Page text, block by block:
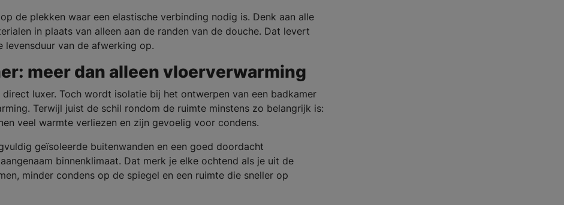
de plekken waar een elastische verbinding nodig is. Denk aan alle
in plaats van alleen aan de randen van de douche. Dat levert
levensduur van de afwerking op.
meer dan alleen vloerverwarming
luxer. Toch wordt isolatie bij het ontwerpen van een badkamer
Terwijl juist de schil rondom de ruimte minstens zo belangrijk is:
veel warmte verliezen en zijn gevoelig voor condens.
geïsoleerde buitenwanden en een goed doordacht
binnenklimaat. Dat merk je elke ochtend als je uit de
minder condens op de spiegel en een ruimte die sneller op